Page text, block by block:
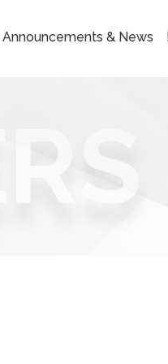
Announcements & News